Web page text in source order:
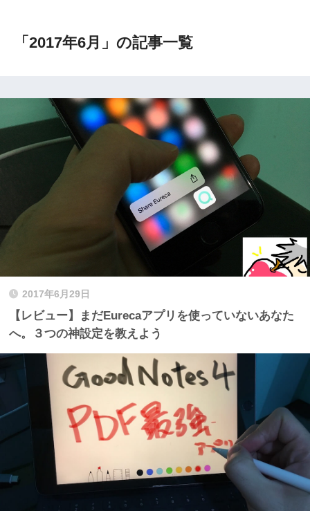
「2017年6月」の記事一覧
2017年6月29日
【レビュー】まだEurecaアプリを使っていないあなた
へ。３つの神設定を教えよう